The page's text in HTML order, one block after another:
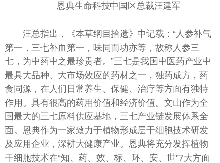
恩典生命科技中国区总裁汪建军
汪总指出，《本草纲目拾遗》中记载：“人参补气
第一，三七补血第一，味同而功亦等，故称人参三
七，为中药中之最珍贵者。”三七是我国中医药产业中
最具大品种、大市场效应的药材之一，独药成方，药
食同源，在人们日常养生、保健、治疗等方面有独特
作用。具有很高的药用价值和经济价值。文山作为全
国最大的三七原料供应基地，三七产业链发展体系全
面。恩典作为一家致力于植物形成层干细胞技术研发
及应用企业，深耕大健康产业。恩典将充分发挥植物
干细胞技术在“知、药、效、标、环、安、世”7大方面